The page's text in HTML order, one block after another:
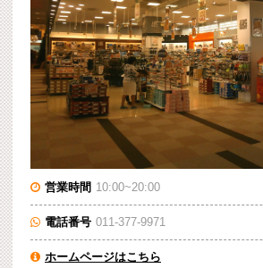
 営業時間 10:00~20:00
 電話番号 011-377-9971
 ホームページはこちら